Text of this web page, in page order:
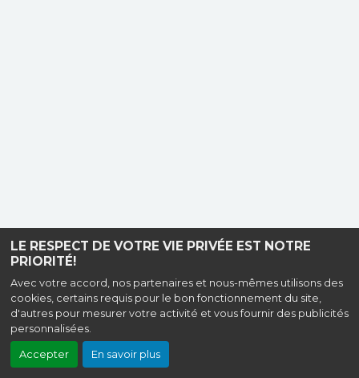
LE RESPECT DE VOTRE VIE PRIVÉE EST NOTRE
PRIORITÉ!
Avec votre accord, nos partenaires et nous-mêmes utilisons des
cookies, certains requis pour le bon fonctionnement du site,
d'autres pour mesurer votre activité et vous fournir des publicités
personnalisées.
Accepter En savoir plus